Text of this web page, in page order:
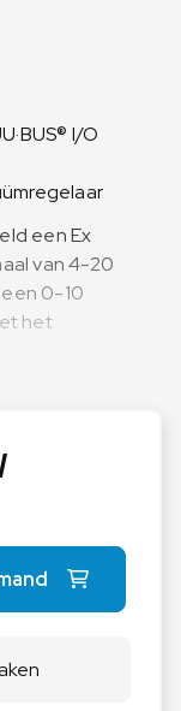
I/O
een Ex
van 4-20
een 0-10
het